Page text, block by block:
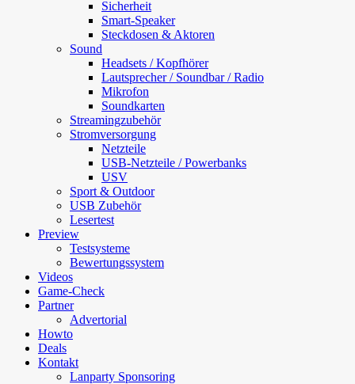
Sicherheit
Smart-Speaker
Steckdosen & Aktoren
Sound
Headsets / Kopfhörer
Lautsprecher / Soundbar / Radio
Mikrofon
Soundkarten
Streamingzubehör
Stromversorgung
Netzteile
USB-Netzteile / Powerbanks
USV
Sport & Outdoor
USB Zubehör
Lesertest
Preview
Testsysteme
Bewertungssystem
Videos
Game-Check
Partner
Advertorial
Howto
Deals
Kontakt
Lanparty Sponsoring